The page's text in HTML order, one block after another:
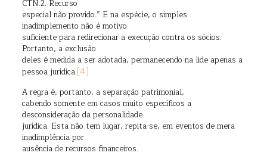
CTN.2. Recurso
especial não provido.” E na espécie, o simples
inadimplemento não é motivo
suficiente para redirecionar a execução contra os sócios.
Portanto, a exclusão
deles é medida a ser adotada, permanecendo na lide apenas a
pessoa jurídica.[4]
A regra é, portanto, a separação patrimonial,
cabendo somente em casos muito específicos a
desconsideração da personalidade
jurídica. Esta não tem lugar, repita-se, em eventos de mera
inadimplência por
ausência de recursos financeiros.